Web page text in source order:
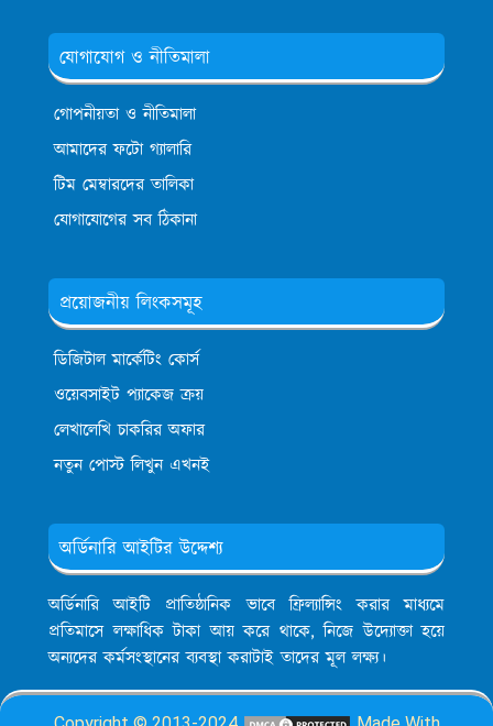
যোগাযোগ ও নীতিমালা
গোপনীয়তা ও নীতিমালা
আমাদের ফটো গ্যালারি
টিম মেম্বারদের তালিকা
যোগাযোগের সব ঠিকানা
প্রয়োজনীয় লিংকসমূহ
ডিজিটাল মার্কেটিং কোর্স
ওয়েবসাইট প্যাকেজ ক্রয়
লেখালেখি চাকরির অফার
নতুন পোস্ট লিখুন এখনই
অর্ডিনারি আইটির উদ্দেশ্য
অর্ডিনারি আইটি প্রাতিষ্ঠানিক ভাবে ফ্রিল্যান্সিং করার মাধ্যমে
প্রতিমাসে লক্ষাধিক টাকা আয় করে থাকে, নিজে উদ্যোক্তা হয়ে
অন্যদের কর্মসংস্থানের ব্যবস্থা করাটাই তাদের মূল লক্ষ্য।